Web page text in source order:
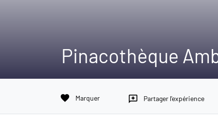
Pinacothèque
favorite Marquer reviews Partager l'expérience